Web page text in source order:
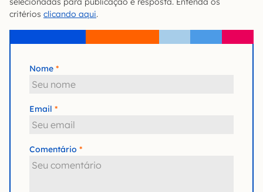
critérios clicando aqui.
Nome
Email
Comentário